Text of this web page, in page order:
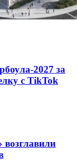
2027 за
с TikTok
возглавили